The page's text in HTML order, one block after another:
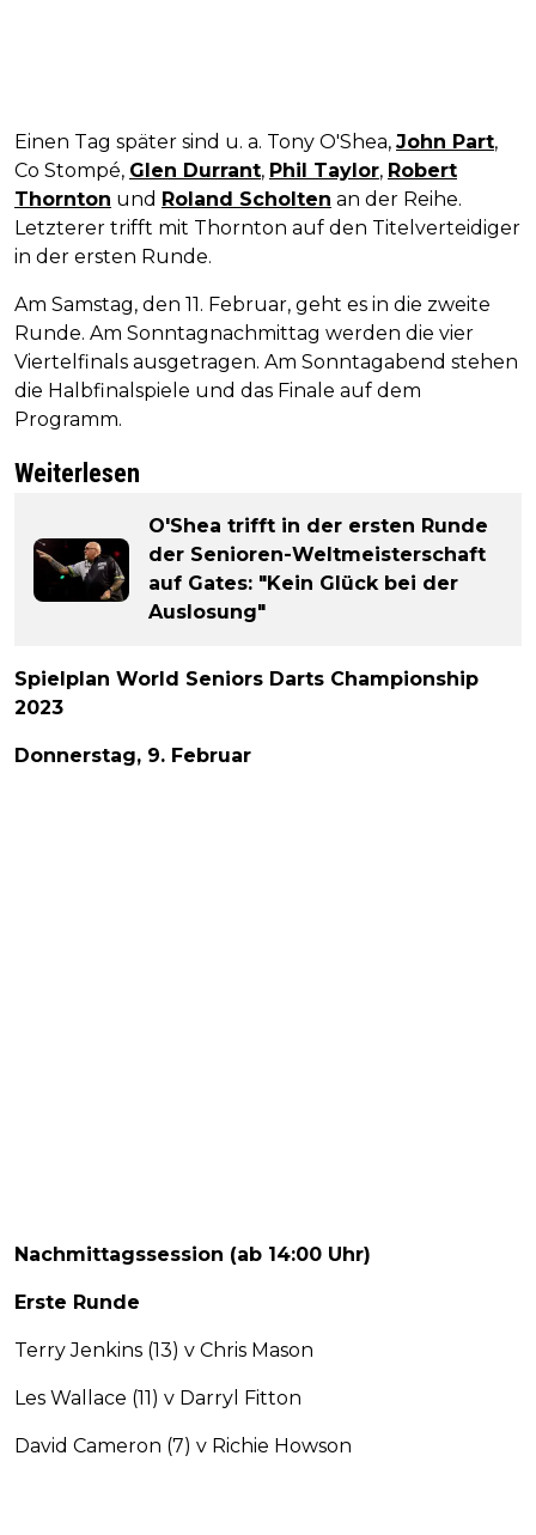
Einen Tag später sind u. a. Tony O'Shea, John Part,
Co Stompé, Glen Durrant, Phil Taylor, Robert
Thornton und Roland Scholten an der Reihe.
Letzterer trifft mit Thornton auf den Titelverteidiger
in der ersten Runde.
Am Samstag, den 11. Februar, geht es in die zweite
Runde. Am Sonntagnachmittag werden die vier
Viertelfinals ausgetragen. Am Sonntagabend stehen
die Halbfinalspiele und das Finale auf dem
Programm.
Weiterlesen
O'Shea trifft in der ersten Runde
der Senioren-Weltmeisterschaft
auf Gates: "Kein Glück bei der
Auslosung"
Spielplan World Seniors Darts Championship
2023
Donnerstag, 9. Februar
Nachmittagssession (ab 14:00 Uhr)
Erste Runde
Terry Jenkins (13) v Chris Mason
Les Wallace (11) v Darryl Fitton
David Cameron (7) v Richie Howson